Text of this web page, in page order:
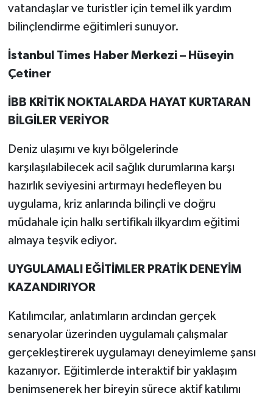
vatandaşlar ve turistler için temel ilk yardım
bilinçlendirme eğitimleri sunuyor.
İstanbul Times Haber Merkezi – Hüseyin
Çetiner
İBB KRİTİK NOKTALARDA HAYAT KURTARAN
BİLGİLER VERİYOR
Deniz ulaşımı ve kıyı bölgelerinde
karşılaşılabilecek acil sağlık durumlarına karşı
hazırlık seviyesini artırmayı hedefleyen bu
uygulama, kriz anlarında bilinçli ve doğru
müdahale için halkı sertifikalı ilkyardım eğitimi
almaya teşvik ediyor.
UYGULAMALI EĞİTİMLER PRATİK DENEYİM
KAZANDIRIYOR
Katılımcılar, anlatımların ardından gerçek
senaryolar üzerinden uygulamalı çalışmalar
gerçekleştirerek uygulamayı deneyimleme şansı
kazanıyor. Eğitimlerde interaktif bir yaklaşım
benimsenerek her bireyin sürece aktif katılımı